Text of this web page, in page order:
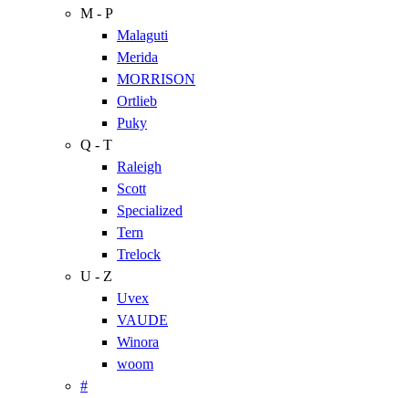
M - P
Malaguti
Merida
MORRISON
Ortlieb
Puky
Q - T
Raleigh
Scott
Specialized
Tern
Trelock
U - Z
Uvex
VAUDE
Winora
woom
#